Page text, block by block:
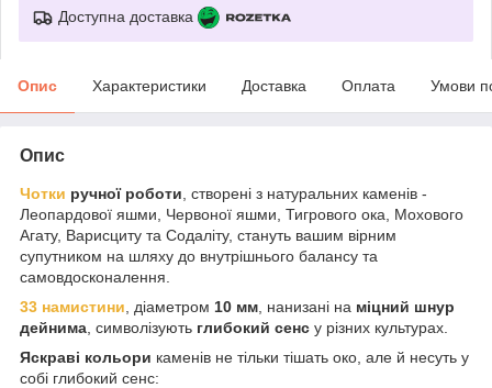
Доступна доставка
Опис Характеристики Доставка Оплата Умови
Опис
Чотки ручної роботи , створені з натуральних каменів -
Леопардової яшми, Червоної яшми, Тигрового ока, Мохового
Агату, Варисциту та Содаліту, стануть вашим вірним
супутником на шляху до внутрішнього балансу та
самовдосконалення.
33 намистини , діаметром 10 мм , нанизані на міцний шнур
дейнима , символізують глибокий сенс у різних культурах.
Яскраві кольори каменів не тільки тішать око, але й несуть у
собі глибокий сенс: